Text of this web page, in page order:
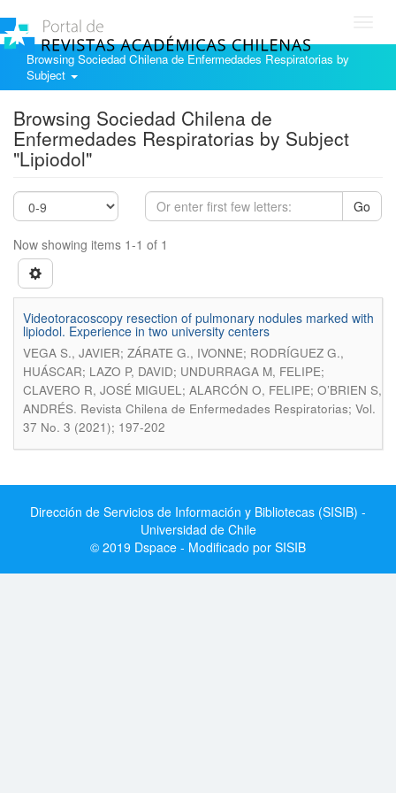
Browsing Sociedad Chilena de Enfermedades Respiratorias by
Subject
Browsing Sociedad Chilena de
Enfermedades Respiratorias by Subject
"Lipiodol"
Go
Now showing items 1-1 of 1
Videotoracoscopy resection of pulmonary nodules marked with
lipiodol. Experience in two university centers
VEGA S., JAVIER; ZÁRATE G., IVONNE; RODRÍGUEZ G.,
HUÁSCAR; LAZO P, DAVID; UNDURRAGA M, FELIPE;
CLAVERO R, JOSÉ MIGUEL; ALARCÓN O, FELIPE; O’BRIEN S,
ANDRÉS. Revista Chilena de Enfermedades Respiratorias; Vol.
37 No. 3 (2021); 197-202
Dirección de Servicios de Información y Bibliotecas (SISIB) -
Universidad de Chile
© 2019 Dspace - Modificado por SISIB